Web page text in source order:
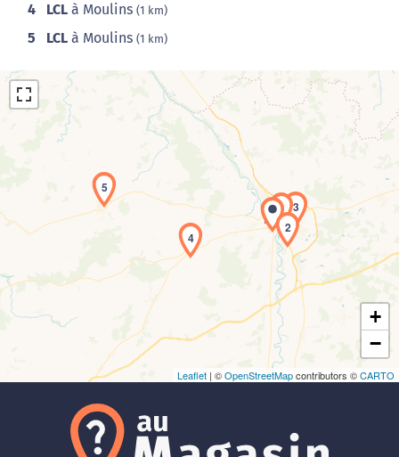
4 LCL à Moulins (1 km)
5 LCL à Moulins (1 km)
Chargement de la carte en cours...
1
2
3
4
5
+
−
Leaflet | ©OpenStreetMapcontributors ©CARTO